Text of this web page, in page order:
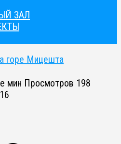
ЗАЛ
горе Мицешта
мин Просмотров 198